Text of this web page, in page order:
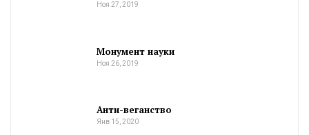
Ноя 27, 2019
Монумент науки
Ноя 26, 2019
Анти-веганство
Янв 15, 2020